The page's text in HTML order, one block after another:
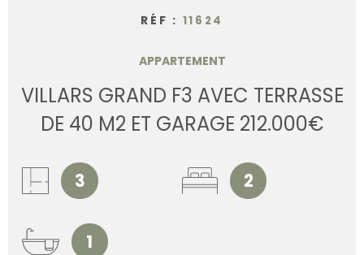
RÉF : 11624
APPARTEMENT
VILLARS GRAND F3 AVEC TERRASSE
DE 40 M2 ET GARAGE 212.000€
3 2
1